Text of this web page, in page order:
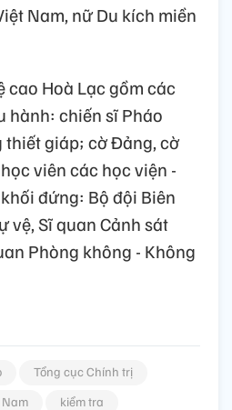
Nam, nữ Du kích miền
cao Hoà Lạc gồm các
hành: chiến sĩ Pháo
thiết giáp; cờ Đảng, cờ
viên các học viện -
đứng: Bộ đội Biên
vệ, Sĩ quan Cảnh sát
Phòng không - Không
Tổng cục Chính trị
kiểm tra